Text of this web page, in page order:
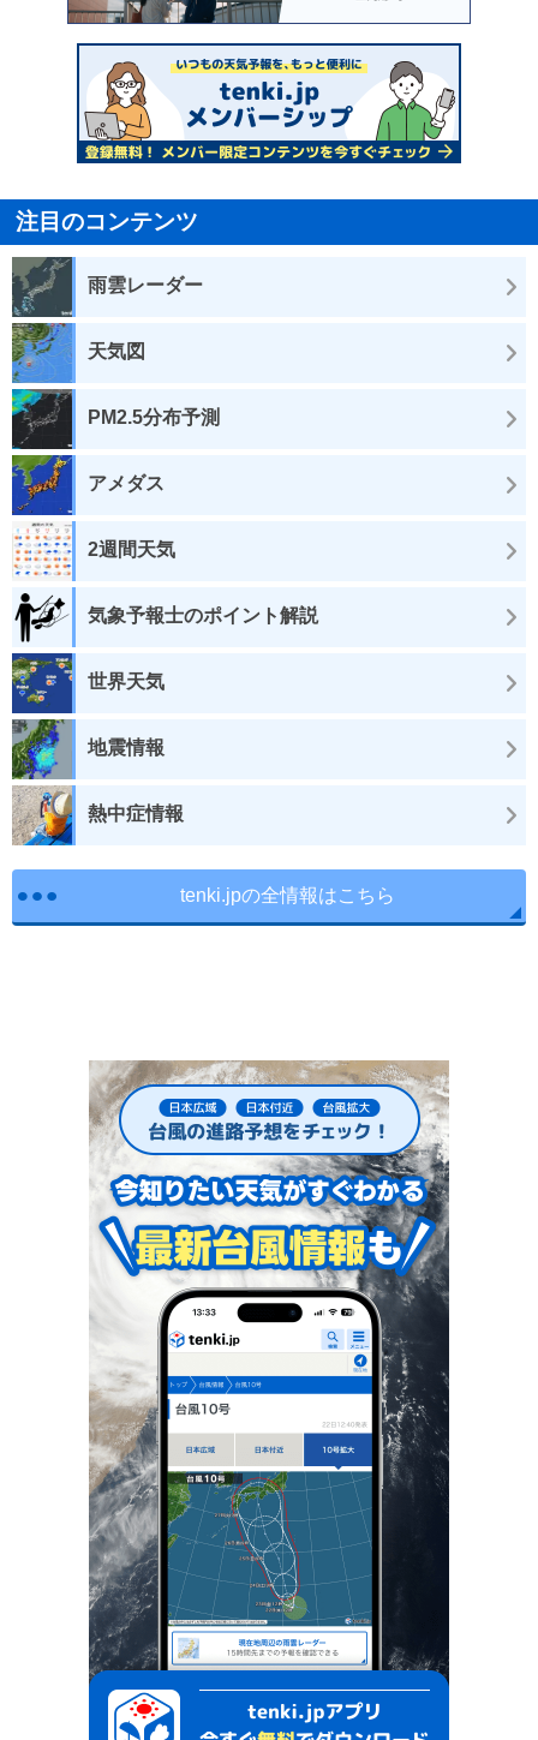
注目のコンテンツ
雨雲レーダー
天気図
PM2.5分布予測
アメダス
2週間天気
気象予報士のポイント解説
世界天気
地震情報
熱中症情報
tenki.jpの全情報はこちら